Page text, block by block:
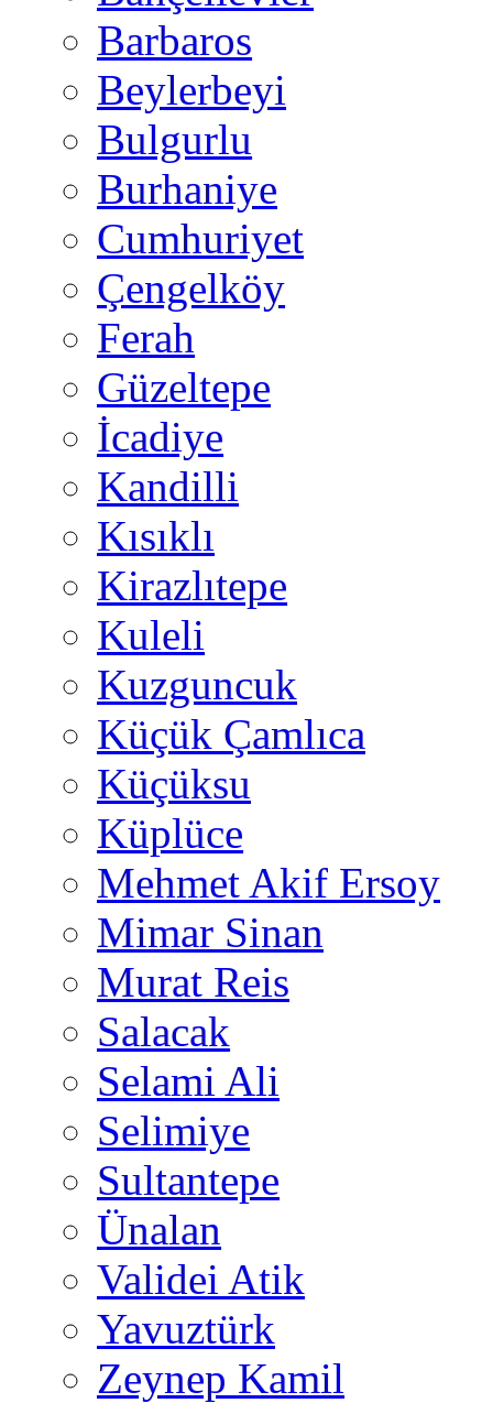
Barbaros
Beylerbeyi
Bulgurlu
Burhaniye
Cumhuriyet
Çengelköy
Ferah
Güzeltepe
İcadiye
Kandilli
Kısıklı
Kirazlıtepe
Kuleli
Kuzguncuk
Küçük Çamlıca
Küçüksu
Küplüce
Mehmet Akif Ersoy
Mimar Sinan
Murat Reis
Salacak
Selami Ali
Selimiye
Sultantepe
Ünalan
Validei Atik
Yavuztürk
Zeynep Kamil